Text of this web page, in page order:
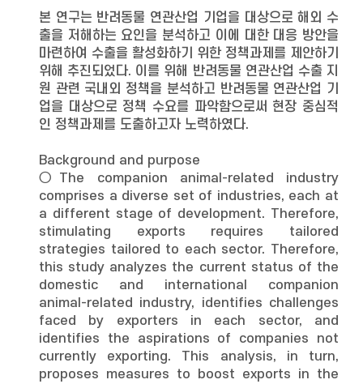
본 연구는 반려동물 연관산업 기업을 대상으로 해외 수
출을 저해하는 요인을 분석하고 이에 대한 대응 방안을
마련하여 수출을 활성화하기 위한 정책과제를 제안하기
위해 추진되었다. 이를 위해 반려동물 연관산업 수출 지
원 관련 국내외 정책을 분석하고 반려동물 연관산업 기
업을 대상으로 정책 수요를 파악함으로써 현장 중심적
인 정책과제를 도출하고자 노력하였다.
Background and purpose
○The companion animal-related industry
comprises a diverse set of industries, each at
a different stage of development. Therefore,
stimulating exports requires tailored
strategies tailored to each sector. Therefore,
this study analyzes the current status of the
domestic and international companion
animal-related industry, identifies challenges
faced by exporters in each sector, and
identifies the aspirations of companies not
currently exporting. This analysis, in turn,
proposes measures to boost exports in the